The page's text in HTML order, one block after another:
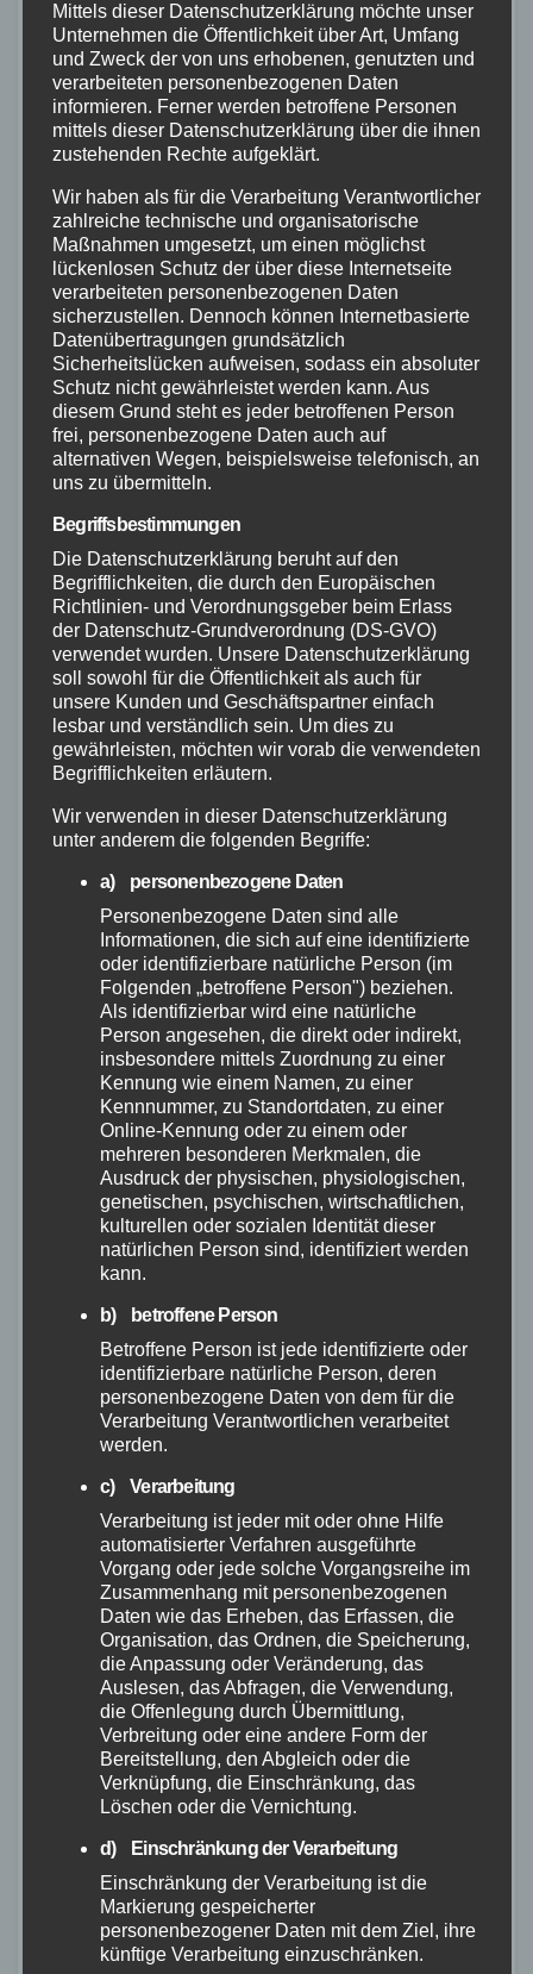
und waren von seiner Leistung beeindruckt.
Der Gepäckträger hat sich sowohl auf der
Straße als auch auf Schotter- und Waldwegen
bewährt und dabei keinerlei Probleme
verursacht.
Die Montage und Demontage des Quick Rack
Light sind schnell und einfach. Innerhalb von
Sekunden kann der Gepäckträger an- und
abgenommen werden. Dank seiner stabilen
Konstruktion sitzt er fest am Fahrrad und bietet
eine maximale Traglast von 20 kg. Damit eignet
er sich hervorragend für den Transport von
Gepäck.
Durch seine Kompatibilität mit verschiedenen
Egal ob auf dem täglichen Weg zur Arbeit oder
auf mehrtägigen Fahrradtouren, er bietet eine
praktische und zuverlässige Lösung.
„Der Quick Rack Light ist meine
einfach zu montierenden und
vielseitig einsetzbaren
Gepäckträger geht. Er hat sich in
allen Situationen bewährt und bietet
eine stabile Plattform für meine
Packtaschen.“
Insgesamt haben wir den Quick Rack Light
positiv bewertet. Er erfüllt alle Anforderungen
an einen hochwertigen Gepäckträger und bietet
eine praktische Lösung für Fahrradfahrer, die
Wert auf Gewicht, Funktionalität und
Zuverlässigkeit legen.
Der Ortlieb Quick Rack Light hat uns in
unserem Test überzeugt und ist eine klare
Empfehlung für alle Fahrradfahrer, die einen
zuverlässigen und flexiblen Gepäckträger
suchen.
Vorteile und Nachteile
des Quick Rack Light
Hauptvorteilen gehören:
Schnelle und einfache Montage: Der
Mittels dieser Datenschutzerklärung möchte unser
Unternehmen die Öffentlichkeit über Art, Umfang
und Zweck der von uns erhobenen, genutzten und
verarbeiteten personenbezogenen Daten
informieren. Ferner werden betroffene Personen
mittels dieser Datenschutzerklärung über die ihnen
zustehenden Rechte aufgeklärt.
Wir haben als für die Verarbeitung Verantwortlicher
zahlreiche technische und organisatorische
Maßnahmen umgesetzt, um einen möglichst
lückenlosen Schutz der über diese Internetseite
verarbeiteten personenbezogenen Daten
sicherzustellen. Dennoch können Internetbasierte
Datenübertragungen grundsätzlich
Sicherheitslücken aufweisen, sodass ein absoluter
Schutz nicht gewährleistet werden kann. Aus
diesem Grund steht es jeder betroffenen Person
frei, personenbezogene Daten auch auf
alternativen Wegen, beispielsweise telefonisch, an
uns zu übermitteln.
Begriffsbestimmungen
Die Datenschutzerklärung beruht auf den
Begrifflichkeiten, die durch den Europäischen
Richtlinien- und Verordnungsgeber beim Erlass
der Datenschutz-Grundverordnung (DS-GVO)
verwendet wurden. Unsere Datenschutzerklärung
soll sowohl für die Öffentlichkeit als auch für
unsere Kunden und Geschäftspartner einfach
lesbar und verständlich sein. Um dies zu
gewährleisten, möchten wir vorab die verwendeten
Begrifflichkeiten erläutern.
Wir verwenden in dieser Datenschutzerklärung
unter anderem die folgenden Begriffe:
a) personenbezogene Daten
Personenbezogene Daten sind alle
Informationen, die sich auf eine identifizierte
oder identifizierbare natürliche Person (im
Folgenden „betroffene Person") beziehen.
Als identifizierbar wird eine natürliche
Person angesehen, die direkt oder indirekt,
insbesondere mittels Zuordnung zu einer
Kennung wie einem Namen, zu einer
Kennnummer, zu Standortdaten, zu einer
Online-Kennung oder zu einem oder
mehreren besonderen Merkmalen, die
Ausdruck der physischen, physiologischen,
genetischen, psychischen, wirtschaftlichen,
kulturellen oder sozialen Identität dieser
natürlichen Person sind, identifiziert werden
kann.
b) betroffene Person
Betroffene Person ist jede identifizierte oder
identifizierbare natürliche Person, deren
personenbezogene Daten von dem für die
Verarbeitung Verantwortlichen verarbeitet
werden.
c) Verarbeitung
Verarbeitung ist jeder mit oder ohne Hilfe
automatisierter Verfahren ausgeführte
Vorgang oder jede solche Vorgangsreihe im
Zusammenhang mit personenbezogenen
Daten wie das Erheben, das Erfassen, die
Organisation, das Ordnen, die Speicherung,
die Anpassung oder Veränderung, das
Auslesen, das Abfragen, die Verwendung,
die Offenlegung durch Übermittlung,
Verbreitung oder eine andere Form der
Bereitstellung, den Abgleich oder die
Verknüpfung, die Einschränkung, das
Löschen oder die Vernichtung.
d) Einschränkung der Verarbeitung
Einschränkung der Verarbeitung ist die
Markierung gespeicherter
personenbezogener Daten mit dem Ziel, ihre
künftige Verarbeitung einzuschränken.